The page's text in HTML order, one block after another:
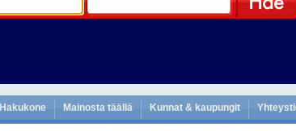
Hakukone Mainosta täällä Kunnat & kaupungit